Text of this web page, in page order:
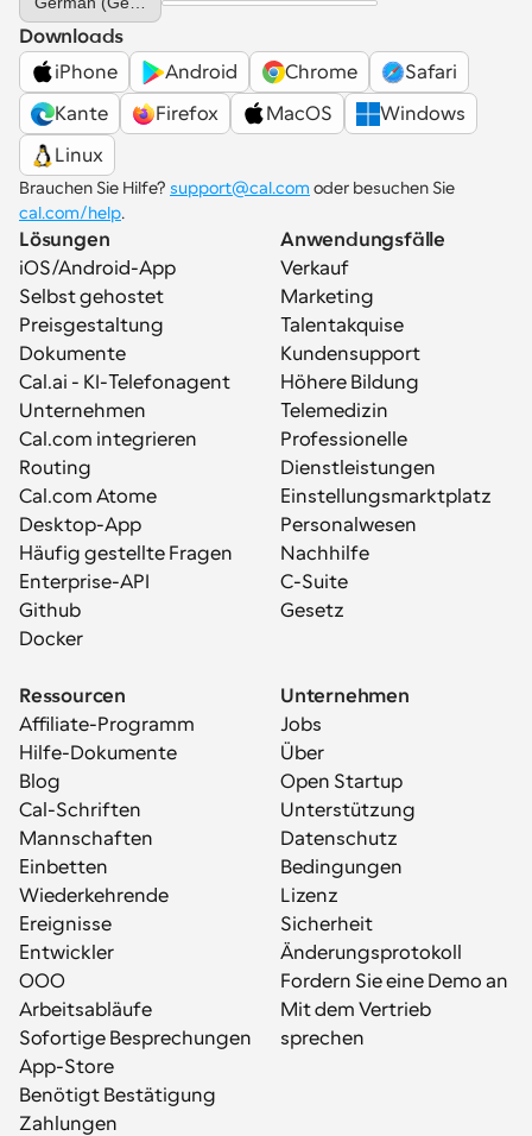
Downloads
iPhone
Android Chrome
Safari
Kante
Firefox MacOS
Windows
Linux
Brauchen Sie Hilfe? support@cal.com
cal.com/help.
Lösungen
iOS/Android-App
Selbst gehostet
Preisgestaltung
Dokumente
Cal.ai - KI-Telefonagent
Unternehmen
Cal.com integrieren
Routing
Cal.com Atome
Desktop-App
Häufig gestellte Fragen
Enterprise-API
Github
Docker
Anwendungsfälle
Verkauf
Marketing
Talentakquise
Kundensupport
Höhere Bildung
Telemedizin
Professionelle
Dienstleistungen
Einstellungsmarktplatz
Personalwesen
Nachhilfe
C-Suite
Gesetz
Ressourcen
Affiliate-Programm
Hilfe-Dokumente
Blog
Cal-Schriften
Mannschaften
Einbetten
Wiederkehrende
Ereignisse
Entwickler
OOO
Arbeitsabläufe
Sofortige Besprechungen
App-Store
Benötigt Bestätigung
Zahlungen
Unternehmen
Jobs
Über
Open Startup
Unterstützung
Datenschutz
Bedingungen
Lizenz
Sicherheit
Änderungsprotokoll
Fordern Sie eine Demo an
Mit dem Vertrieb
sprechen